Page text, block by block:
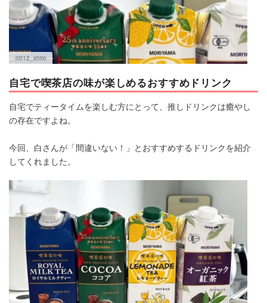
©012_shiro
自宅で喫茶店の味が楽しめるおすすめドリンク
自宅でティータイムを楽しむ方にとって、推しドリンクは癒やし
の存在ですよね。
今回、白さんが「間違いない！」とおすすめするドリンクを紹介
してくれました。